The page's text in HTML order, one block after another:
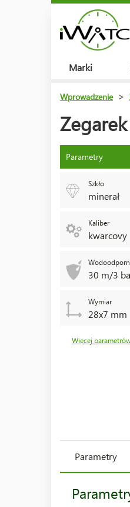
Marki
Wprowadzenie >
Parametry
Szkło
minerał
Kaliber
kwarcovy
30 m/3
Wymiar
28x7 mm
Więcej
Parametry